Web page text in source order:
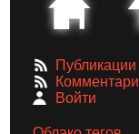
Войти